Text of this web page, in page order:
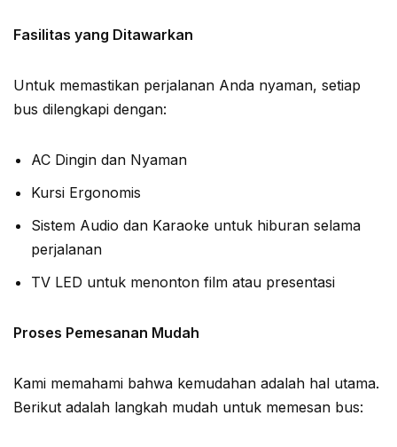
Fasilitas yang Ditawarkan
Untuk memastikan perjalanan Anda nyaman, setiap
bus dilengkapi dengan:
AC Dingin dan Nyaman
Kursi Ergonomis
Sistem Audio dan Karaoke untuk hiburan selama
perjalanan
TV LED untuk menonton film atau presentasi
Proses Pemesanan Mudah
Kami memahami bahwa kemudahan adalah hal utama.
Berikut adalah langkah mudah untuk memesan bus: